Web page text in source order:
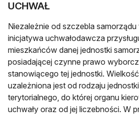
UCHWAŁ
Niezależnie od szczebla
inicjatywa uchwałodawcza
mieszkańców danej jednostki
posiadającej czynne prawo
stanowiącego tej jednostki.
uzależniona jest od rodzaju
terytorialnego, do której organu
uchwały oraz od jej liczebności. W